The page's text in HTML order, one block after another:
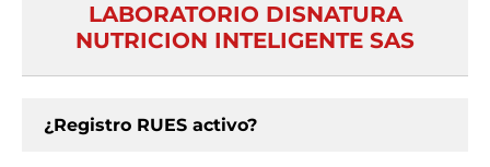
LABORATORIO DISNATURA
NUTRICION INTELIGENTE SAS
¿Registro RUES activo?